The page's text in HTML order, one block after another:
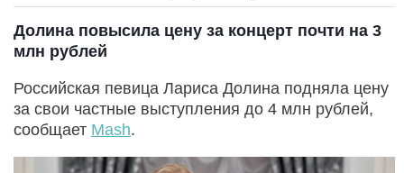
Долина повысила цену за концерт почти на 3
млн рублей
Российская певица Лариса Долина подняла цену
за свои частные выступления до 4 млн рублей,
сообщает Mash.